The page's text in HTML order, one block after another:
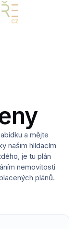
a mějte
našim hlídacím
je tu plán
nemovitosti
plánů.